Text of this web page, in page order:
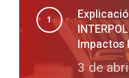
Impactos
3 de